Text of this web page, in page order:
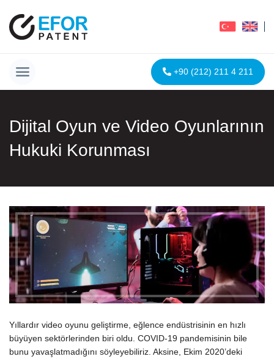
+90 (212) 211 4 211
Dijital Oyun ve Video Oyunlarının
Hukuki Korunması
Yıllardır video oyunu geliştirme, eğlence endüstrisinin en hızlı
büyüyen sektörlerinden biri oldu. COVID-19 pandemisinin bile
bunu yavaşlatmadığını söyleyebiliriz. Aksine, Ekim 2020’deki